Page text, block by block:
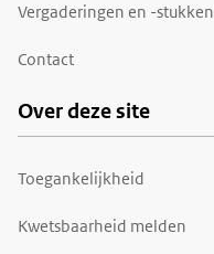
Vergaderingen en -stukken
Contact
Over deze site
Toegankelijkheid
Kwetsbaarheid melden